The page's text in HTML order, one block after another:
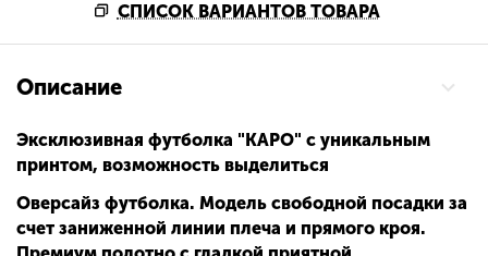
СПИСОК ВАРИАНТОВ ТОВАРА
Описание
Эксклюзивная футболка "КАРО" с уникальным
принтом, возможность выделиться
Оверсайз футболка. Модель свободной посадки за
счет заниженной линии плеча и прямого кроя.